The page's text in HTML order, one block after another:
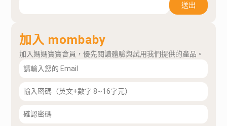
送出
加入 mombaby
加入媽媽寶寶會員，優先閱讀體驗與試用我們提供的產品。